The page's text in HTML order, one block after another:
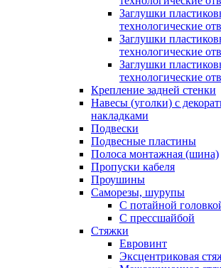
Заглушки
технологические
Заглушки
технологические
Заглушки
технологические
Крепление задней стенки
Навесы (уголки) с
накладками
Подвески
Подвесные пластины
Полоса монтажная (шина)
Пропуски кабеля
Проушины
Саморезы, шурупы
С потайной
С прессшайбой
Стяжки
Евровинт
Эксцентриковая